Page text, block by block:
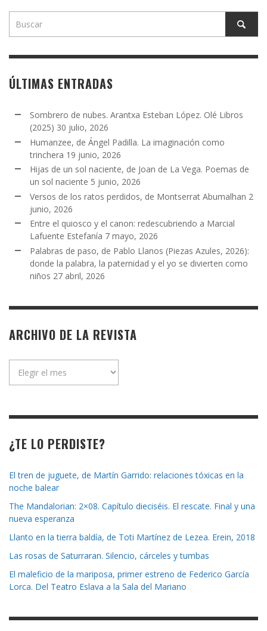
ÚLTIMAS ENTRADAS
Sombrero de nubes. Arantxa Esteban López. Olé Libros
(2025) 30 julio, 2026
Humanzee, de Ángel Padilla. La imaginación como
trinchera 19 junio, 2026
Hijas de un sol naciente, de Joan de La Vega. Poemas de
un sol naciente 5 junio, 2026
Versos de los ratos perdidos, de Montserrat Abumalhan 2
junio, 2026
Entre el quiosco y el canon: redescubriendo a Marcial
Lafuente Estefanía 7 mayo, 2026
Palabras de paso, de Pablo Llanos (Piezas Azules, 2026):
donde la palabra, la paternidad y el yo se divierten como
niños 27 abril, 2026
ARCHIVO DE LA REVISTA
¿TE LO PERDISTE?
El tren de juguete, de Martín Garrido: relaciones tóxicas en la
noche balear
The Mandalorian: 2×08. Capítulo dieciséis. El rescate. Final y una
nueva esperanza
Llanto en la tierra baldía, de Toti Martínez de Lezea. Erein, 2018
Las rosas de Saturraran. Silencio, cárceles y tumbas
El maleficio de la mariposa, primer estreno de Federico García
Lorca. Del Teatro Eslava a la Sala del Mariano